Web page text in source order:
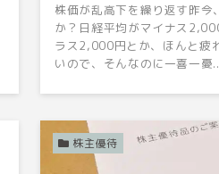
株価が乱高下を繰り返す昨今
か？日経平均がマイナス
ラス2,000円とか、ほんと疲
いので、そんなのに一喜一憂
株主優待